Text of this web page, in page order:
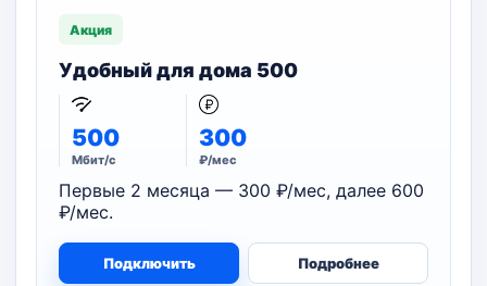
Акция
Удобный для дома 500
500
Мбит/с
300
₽/мес
Первые 2 месяца — 300 ₽/мес, далее 600
₽/мес.
Подключить Подробнее